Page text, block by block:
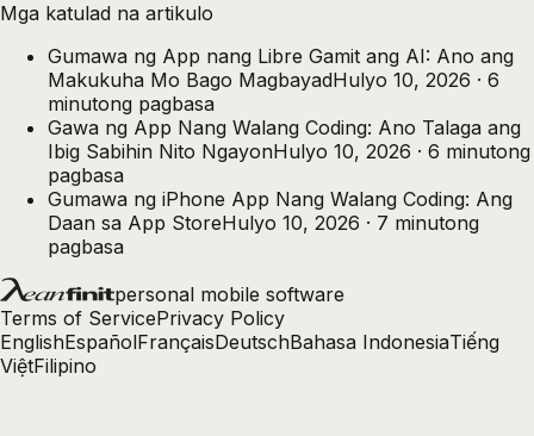
Mga katulad na artikulo
Gumawa ng App nang Libre Gamit ang AI: Ano ang
Makukuha Mo Bago MagbayadHulyo 10, 2026 · 6
minutong pagbasa
Gawa ng App Nang Walang Coding: Ano Talaga ang
Ibig Sabihin Nito NgayonHulyo 10, 2026 · 6 minutong
pagbasa
Gumawa ng iPhone App Nang Walang Coding: Ang
Daan sa App StoreHulyo 10, 2026 · 7 minutong
pagbasa
personal mobile software
Terms of ServicePrivacy Policy
EnglishEspañolFrançaisDeutschBahasa IndonesiaTiếng
ViệtFilipino